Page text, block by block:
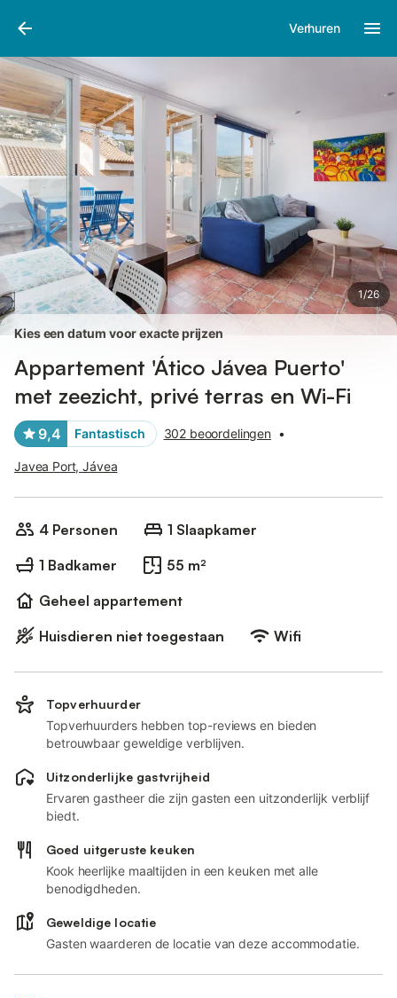
Verhuren
1/26
Afbeeldingen
Kies een datum voor exacte prijzen
Appartement 'Ático Jávea Puerto'
met zeezicht, privé terras en Wi-Fi
9,4 Fantastisch 302 beoordelingen •
Javea Port, Jávea
4 Personen
1 Slaapkamer
1 Badkamer
55 m²
Geheel appartement
Huisdieren niet toegestaan
Wifi
Topverhuurder
Topverhuurders hebben top-reviews en bieden
betrouwbaar geweldige verblijven.
Uitzonderlijke gastvrijheid
Ervaren gastheer die zijn gasten een uitzonderlijk verblijf
biedt.
Goed uitgeruste keuken
Kook heerlijke maaltijden in een keuken met alle
benodigdheden.
Geweldige locatie
Gasten waarderen de locatie van deze accommodatie.